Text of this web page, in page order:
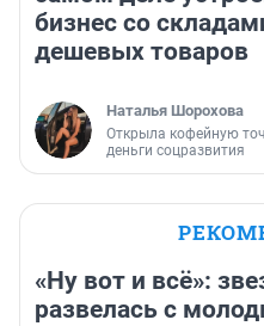
бизнес со
дешевых товаров
Наталья Шорохова
Открыла кофейную
деньги соцразвития
«Ну вот и всё»:
развелась с